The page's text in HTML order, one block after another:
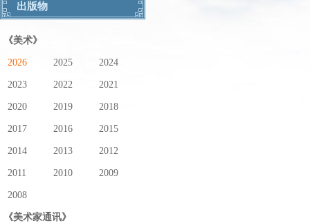
出版物
《美术》
2026 2025 2024
2023 2022 2021
2020 2019 2018
2017 2016 2015
2014 2013 2012
2011 2010 2009
2008
《美术家通讯》